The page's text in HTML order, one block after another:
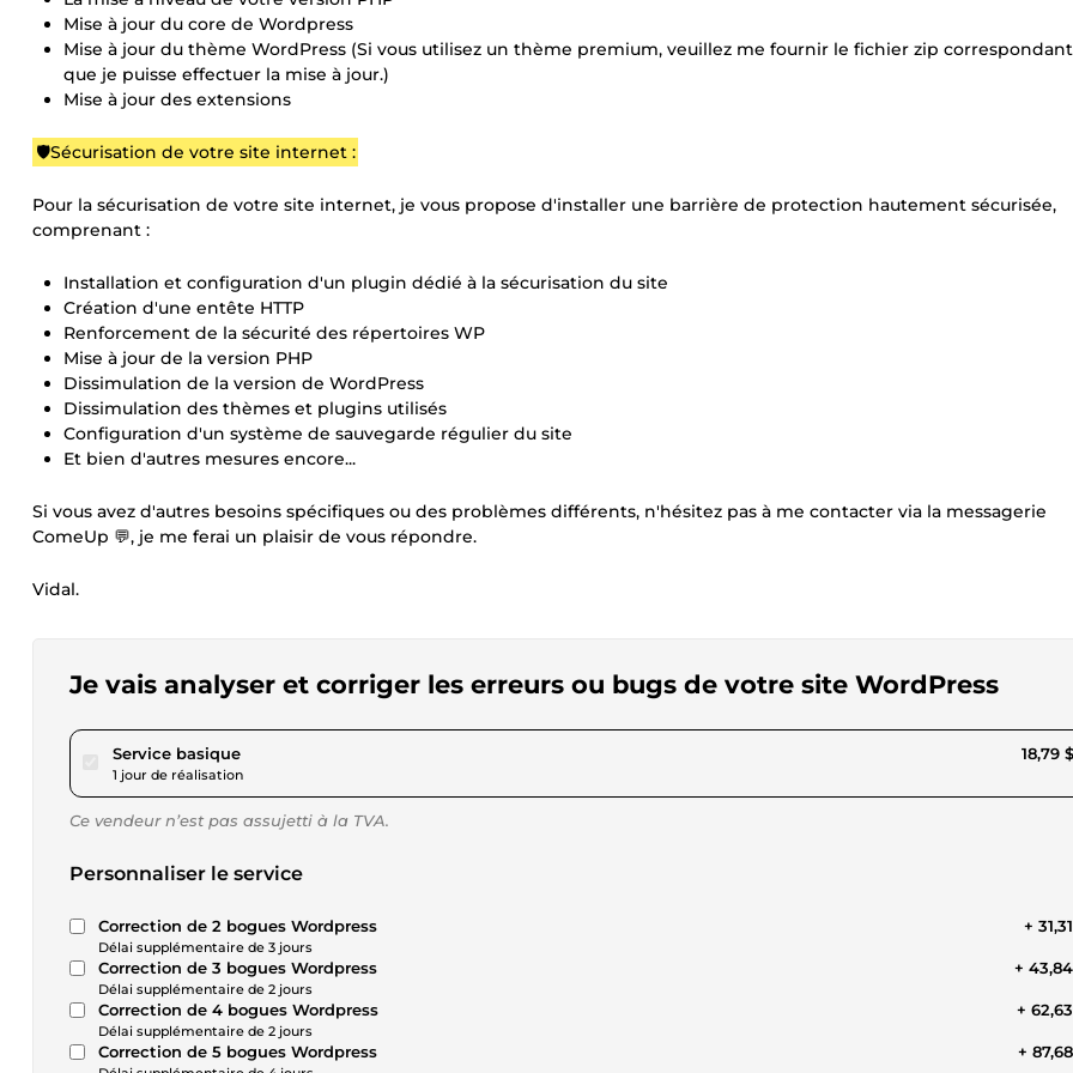
Mise à jour du core de Wordpress
Mise à jour du thème WordPress (Si vous utilisez un thème premium, veuillez me fournir le fichier zip
que je puisse effectuer la mise à jour.)
Mise à jour des extensions
🛡️Sécurisation de votre site internet :
Pour la sécurisation de votre site internet, je vous propose d'installer une barrière de protection hautement sécurisée,
comprenant :
Installation et configuration d'un plugin dédié à la sécurisation du site
Création d'une entête HTTP
Renforcement de la sécurité des répertoires WP
Mise à jour de la version PHP
Dissimulation de la version de WordPress
Dissimulation des thèmes et plugins utilisés
Configuration d'un système de sauvegarde régulier du site
Et bien d'autres mesures encore...
Si vous avez d'autres besoins spécifiques ou des problèmes différents, n'hésitez pas à me contacter via la messagerie
ComeUp 💬, je me ferai un plaisir de vous répondre.
Vidal.
Je vais analyser et corriger les erreurs ou bugs de votre site WordPress
Service basiquepour 17,32 $US
1 jour de réalisation
18,79
Ce vendeur n’est pas assujetti à la TVA.
Personnaliser le service
Correction de 2 bogues Wordpress
Délai supplémentaire de 3 jours
+
Correction de 3 bogues Wordpress
Délai supplémentaire de 2 jours
+
Correction de 4 bogues Wordpress
Délai supplémentaire de 2 jours
+
Correction de 5 bogues Wordpress +